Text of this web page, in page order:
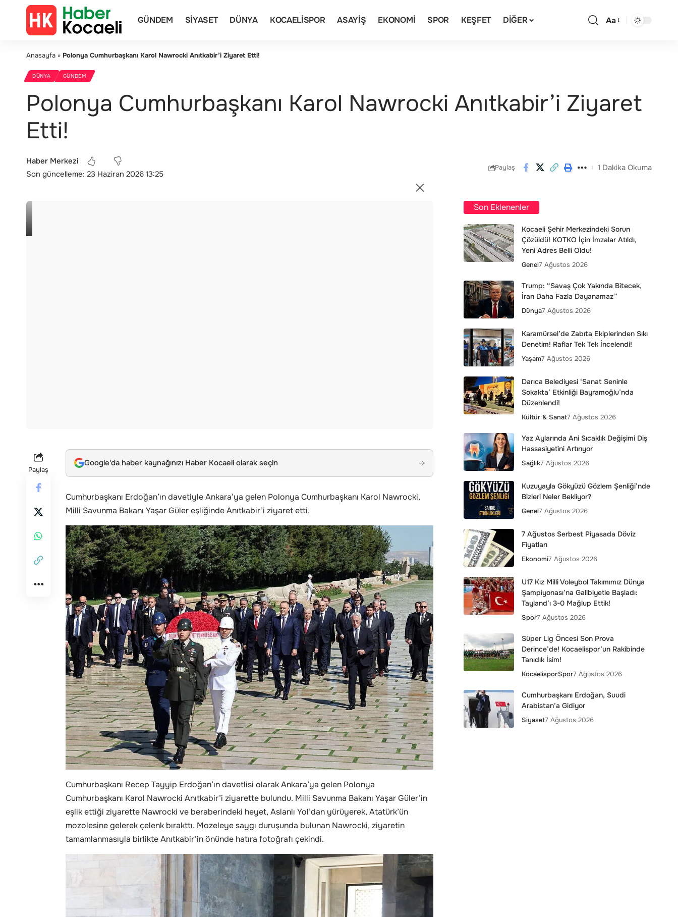
GÜNDEM SIYASET DÜNYA KOCAELISPOR ASAYIŞ EKONOMI SPOR KEŞFET DIĞER Aa
Anasayfa » Polonya Cumhurbaşkanı Karol Nawrocki Anıtkabir’i Ziyaret Etti!
DÜNYA GÜNDEM
Polonya Cumhurbaşkanı Karol Nawrocki Anıtkabir’i Ziyaret
Etti!
Son güncelleme: 23 Haziran 2026 13:25
Haber Merkezi
Paylaş 1 Dakika Okuma
Paylaş
Google'da haber kaynağınızı Haber Kocaeli olarak seçin →
Cumhurbaşkanı Erdoğan’ın davetiyle Ankara’ya gelen Polonya Cumhurbaşkanı Karol Nawrocki,
Milli Savunma Bakanı Yaşar Güler eşliğinde Anıtkabir’i ziyaret etti.
Cumhurbaşkanı Recep Tayyip Erdoğan’ın davetlisi olarak Ankara’ya gelen Polonya
Cumhurbaşkanı Karol Nawrocki Anıtkabir’i ziyarette bulundu. Milli Savunma Bakanı Yaşar Güler’in
eşlik ettiği ziyarette Nawrocki ve beraberindeki heyet, Aslanlı Yol’dan yürüyerek, Atatürk’ün
mozolesine gelerek çelenk bırakttı. Mozeleye saygı duruşunda bulunan Nawrocki, ziyaretin
tamamlanmasıyla birlikte Anıtkabir’in önünde hatıra fotoğrafı çekindi.
Son Eklenenler
Kocaeli Şehir Merkezindeki Sorun
Çözüldü! KOTKO İçin İmzalar Atıldı,
Yeni Adres Belli Oldu!
Genel7 Ağustos 2026
Trump: “Savaş Çok Yakında Bitecek,
İran Daha Fazla Dayanamaz”
Dünya7 Ağustos 2026
Karamürsel’de Zabıta Ekiplerinden Sıkı
Denetim! Raflar Tek Tek İncelendi!
Yaşam7 Ağustos 2026
Darıca Belediyesi ‘Sanat Seninle
Sokakta’ Etkinliği Bayramoğlu’nda
Düzenlendi!
Kültür & Sanat7 Ağustos 2026
Yaz Aylarında Ani Sıcaklık Değişimi Diş
Hassasiyetini Artırıyor
Sağlık7 Ağustos 2026
Kuzuyayla Gökyüzü Gözlem Şenliği’nde
Bizleri Neler Bekliyor?
Genel7 Ağustos 2026
7 Ağustos Serbest Piyasada Döviz
Fiyatları
Ekonomi7 Ağustos 2026
U17 Kız Milli Voleybol Takımımız Dünya
Şampiyonası’na Galibiyetle Başladı:
Tayland’ı 3-0 Mağlup Ettik!
Spor7 Ağustos 2026
Süper Lig Öncesi Son Prova
Derince’de! Kocaelispor’un Rakibinde
Tanıdık İsim!
KocaelisporSpor7 Ağustos 2026
Cumhurbaşkanı Erdoğan, Suudi
Arabistan’a Gidiyor
Siyaset7 Ağustos 2026